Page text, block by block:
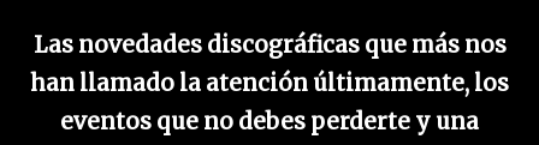
Las novedades discográficas que más nos
han llamado la atención últimamente, los
eventos que no debes perderte y una